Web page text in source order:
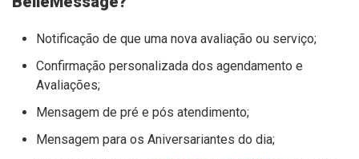
Notificação de que uma nova avaliação ou serviço;
Confirmação personalizada dos agendamento e
Avaliações;
Mensagem de pré e pós atendimento;
Mensagem para os Aniversariantes do dia;